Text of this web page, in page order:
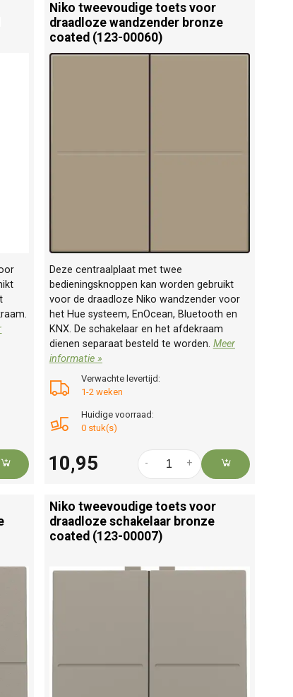
Niko tweevoudige toets voor
draadloze wandzender bronze
coated (123-00060)
Deze centraalplaat met twee
bedieningsknoppen kan worden gebruikt
voor de draadloze Niko wandzender voor
het Hue systeem, EnOcean, Bluetooth en
KNX. De schakelaar en het afdekraam
dienen separaat besteld te worden. Meer
informatie »
Verwachte levertijd:
1-2 weken
Huidige voorraad:
0 stuk(s)
10,95 +
-
Niko tweevoudige toets voor
draadloze schakelaar bronze
coated (123-00007)